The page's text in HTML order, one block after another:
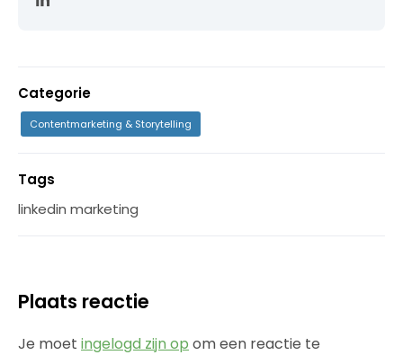
Categorie
Contentmarketing & Storytelling
Tags
linkedin marketing
Plaats reactie
Je moet ingelogd zijn op om een reactie te